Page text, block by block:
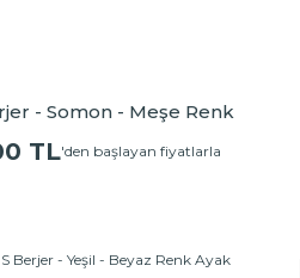
- Somon - Meşe Renk
TL'den başlayan fiyatlarla